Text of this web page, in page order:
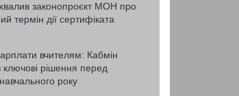
законопроєкт МОН про
термін дії сертифіката
вчителям: Кабмін
ключові рішення перед
року